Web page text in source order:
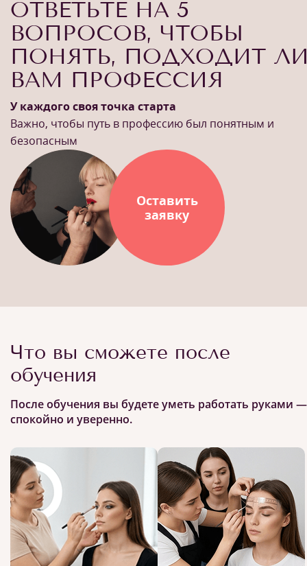
ОТВЕТЬТЕ НА 5
ВОПРОСОВ, ЧТОБЫ
ПОНЯТЬ, ПОДХОДИТ
ВАМ ПРОФЕССИЯ
У каждого своя точка старта
Важно, чтобы путь в профессию был понятным и
безопасным
Оставить
заявку
Что вы сможете после
обучения
После обучения вы будете уметь работать руками —
спокойно и уверенно.